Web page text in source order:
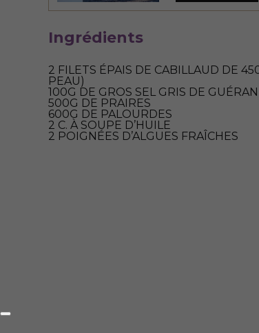
Ingrédients
2 FILETS ÉPAIS DE CABILLAUD DE
PEAU)
100G DE GROS SEL GRIS DE
500G DE PRAIRES
600G DE PALOURDES
2 C. À SOUPE D’HUILE
2 POIGNÉES D’ALGUES FRAÎCHES